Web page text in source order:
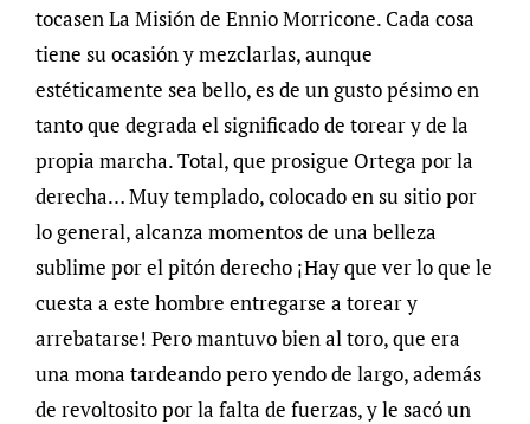
tocasen La Misión de Ennio Morricone. Cada cosa
tiene su ocasión y mezclarlas, aunque
estéticamente sea bello, es de un gusto pésimo en
tanto que degrada el significado de torear y de la
propia marcha. Total, que prosigue Ortega por la
derecha… Muy templado, colocado en su sitio por
lo general, alcanza momentos de una belleza
sublime por el pitón derecho ¡Hay que ver lo que le
cuesta a este hombre entregarse a torear y
arrebatarse! Pero mantuvo bien al toro, que era
una mona tardeando pero yendo de largo, además
de revoltosito por la falta de fuerzas, y le sacó un